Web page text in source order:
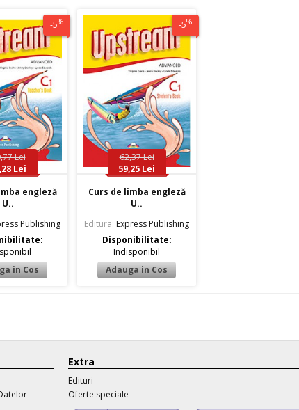
-5%
Lei
Lei
engleză
U..
Publishing
-5%
62,37 Lei
59,25 Lei
Curs de limba engleză
U..
Editura: Express Publishing
Disponibilitate:
Indisponibil
Extra
Edituri
Oferte speciale